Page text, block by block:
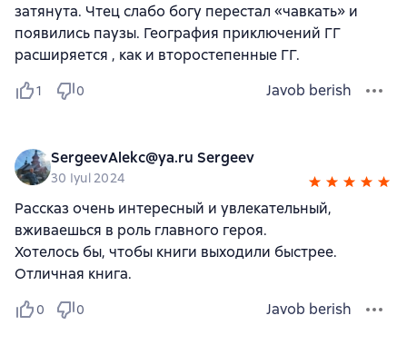
затянута. Чтец слабо богу перестал «чавкать» и
появились паузы. География приключений ГГ
расширяется , как и второстепенные ГГ.
1 0 Javob berish
SergeevAlekc@ya.ru Sergeev
30 Iyul 2024
Рассказ очень интересный и увлекательный,
вживаешься в роль главного героя.
Хотелось бы, чтобы книги выходили быстрее.
Отличная книга.
0 0 Javob berish